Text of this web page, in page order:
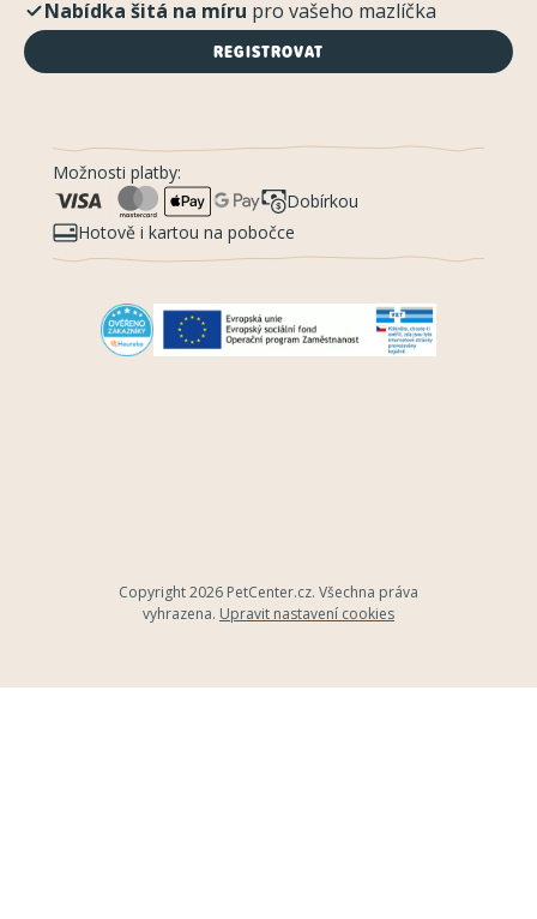
Nabídka šitá na míru pro vašeho mazlíčka
REGISTROVAT
Možnosti platby:
Dobírkou
Hotově i kartou na pobočce
Copyright 2026 PetCenter.cz. Všechna práva
vyhrazena. Upravit nastavení cookies